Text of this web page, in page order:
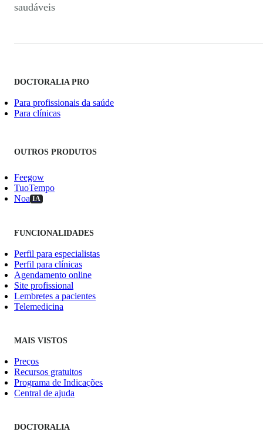
saudáveis
DOCTORALIA PRO
Para profissionais da saúde
Para clínicas
OUTROS PRODUTOS
Feegow
TuoTempo
Noa IA
FUNCIONALIDADES
Perfil para especialistas
Perfil para clínicas
Agendamento online
Site profissional
Lembretes a pacientes
Telemedicina
MAIS VISTOS
Preços
Recursos gratuitos
Programa de Indicações
Central de ajuda
DOCTORALIA